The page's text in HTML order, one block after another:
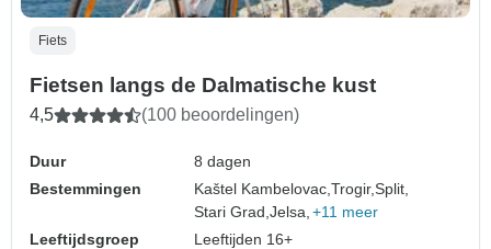
Fiets
Fietsen langs de Dalmatische kust
4,5 (100 beoordelingen)
Duur
8 dagen
Bestemmingen
Kaštel Kambelovac,Trogir,Split,
Stari Grad,Jelsa, +11 meer
Leeftijdsgroep
Leeftijden 16+